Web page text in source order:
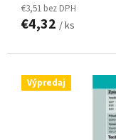
€3,51 bez DPH
€4,32 / ks
Výpredaj